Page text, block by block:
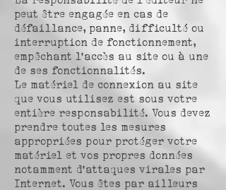
peut être engagée en cas de
défaillance, panne, difficulté ou
interruption de fonctionnement,
empêchant l’accès au site ou à une
de ses fonctionnalités.
Le matériel de connexion au site
que vous utilisez est sous votre
entière responsabilité. Vous devez
prendre toutes les mesures
appropriées pour protéger votre
matériel et vos propres données
notamment d’attaques virales par
Internet. Vous êtes par ailleurs